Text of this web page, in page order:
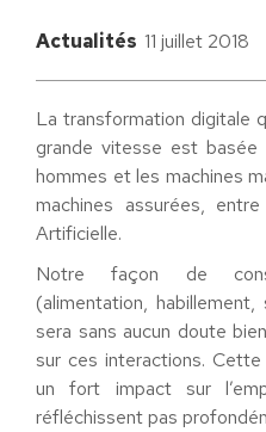
Actualités 11 juillet 2018
La transformation digitale
grande vitesse est basée
hommes et les machines
machines assurées,
Artificielle.
Notre façon de
(alimentation,
sera sans aucun doute
sur ces interactions.
un fort impact sur
réfléchissent pas